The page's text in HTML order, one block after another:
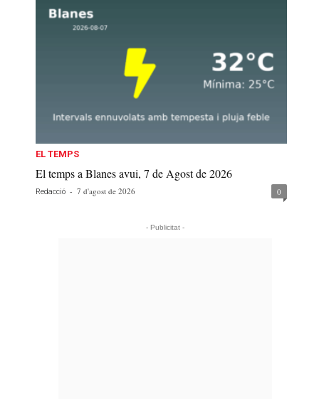
EL TEMPS
El temps a Blanes avui, 7 de Agost de 2026
Redacció - 7 d'agost de 2026 0
- Publicitat -